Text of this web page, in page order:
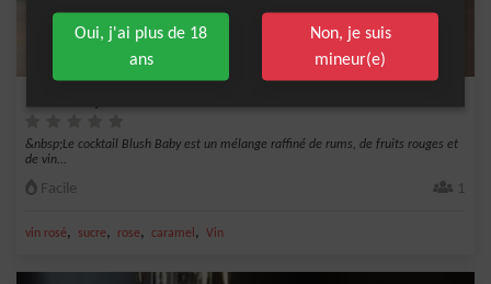
&nbsp;Le cocktail Blush Baby est un mélange raffiné de rums, de fruits rouges et
de vin...
Facile 1
vin rosé, sucre, rose, caramel , Vin
Oui, j'ai plus de 18
ans
Non, je suis
mineur(e)